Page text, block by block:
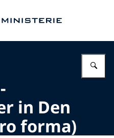
in Den
forma)